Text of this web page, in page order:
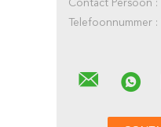
Contact Persoon :
Telefoonnummer :